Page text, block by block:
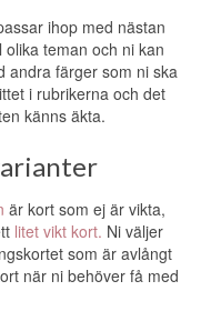
ihop med nästan
teman och ni kan
andra färger som ni ska
i rubrikerna och det
känns äkta.
är kort som ej är vikta,
litet vikt kort. Ni väljer
som är avlångt
när ni behöver få med